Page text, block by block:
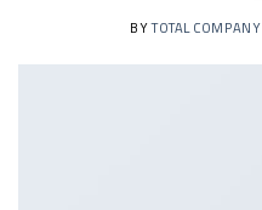
TOTAL COMPANY